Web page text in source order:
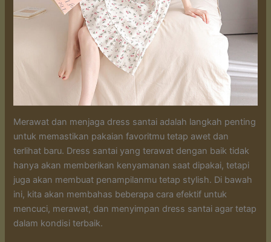
Merawat dan menjaga dress santai adalah langkah penting
untuk memastikan pakaian favoritmu tetap awet dan
terlihat baru. Dress santai yang terawat dengan baik tidak
hanya akan memberikan kenyamanan saat dipakai, tetapi
juga akan membuat penampilanmu tetap stylish. Di bawah
ini, kita akan membahas beberapa cara efektif untuk
mencuci, merawat, dan menyimpan dress santai agar tetap
dalam kondisi terbaik.